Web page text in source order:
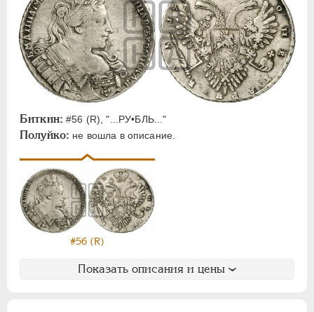
Биткин: #56 (R), "...РУ•БЛЬ..."
Полуйко: не вошла в описание.
#56 (R)
Показать описания и цены